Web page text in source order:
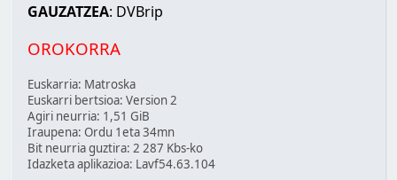
GAUZATZEA: DVBrip
OROKORRA
Euskarria: Matroska
Euskarri bertsioa: Version 2
Agiri neurria: 1,51 GiB
Iraupena: Ordu 1eta 34mn
Bit neurria guztira: 2 287 Kbs-ko
Idazketa aplikazioa: Lavf54.63.104